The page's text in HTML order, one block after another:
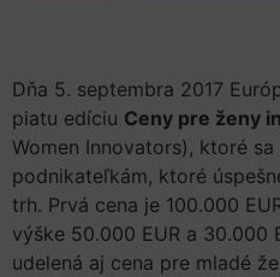
Dňa 5. septembra 2017
piatu edíciu Ceny pre ženy
Women Innovators), ktoré
podnikateľkám, ktoré
trh. Prvá cena je 100.000
výške 50.000 EUR a 30.000
udelená aj cena pre mladé